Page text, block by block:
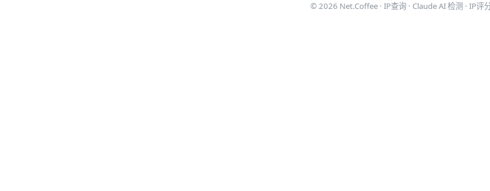
© 2026 Net.Coffee · IP查询 · Claude AI 检测 · IP评